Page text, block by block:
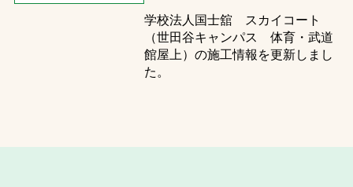
学校法人国士舘 スカイコート
（世田谷キャンパス 体育・武道
館屋上）の施工情報を更新しまし
た。